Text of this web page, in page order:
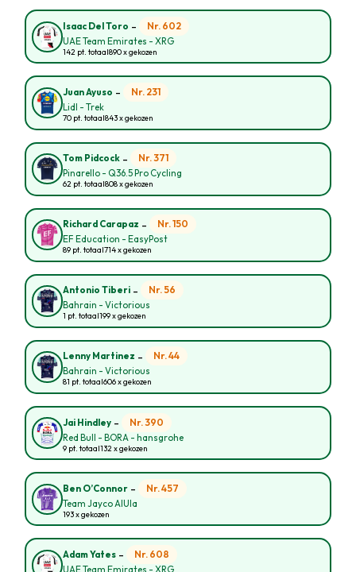
Isaac Del Toro - Nr. 602
UAE Team Emirates - XRG
142 pt. totaal890 x gekozen
Juan Ayuso - Nr. 231
Lidl - Trek
70 pt. totaal843 x gekozen
Tom Pidcock - Nr. 371
Pinarello - Q36.5 Pro Cycling
62 pt. totaal808 x gekozen
Richard Carapaz - Nr. 150
EF Education - EasyPost
89 pt. totaal714 x gekozen
Antonio Tiberi - Nr. 56
Bahrain - Victorious
1 pt. totaal199 x gekozen
Lenny Martinez - Nr. 44
Bahrain - Victorious
81 pt. totaal606 x gekozen
Jai Hindley - Nr. 390
Red Bull - BORA - hansgrohe
9 pt. totaal132 x gekozen
Ben O’Connor - Nr. 457
Team Jayco AlUla
193 x gekozen
Adam Yates - Nr. 608
UAE Team Emirates - XRG